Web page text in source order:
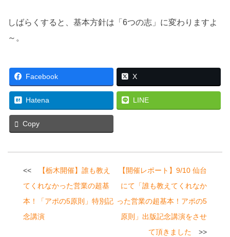
しばらくすると、基本方針は「6つの志」に変わりますよ
～。
Facebook X
Hatena LINE
Copy
投
稿
ナ
ビ
【栃木開催】誰も教え
てくれなかった営業の超基
本！「アポの5原則」特別記
念講演
【開催レポート】9/10 仙台
にて「誰も教えてくれなか
った営業の超基本！アポの5
原則」出版記念講演をさせ
て頂きました